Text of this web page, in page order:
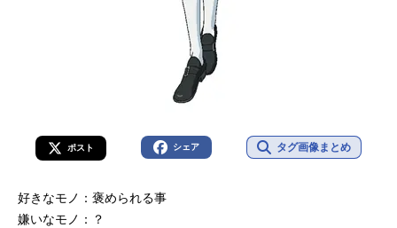
ポスト シェア タグ画像まとめ
好きなモノ：褒められる事
嫌いなモノ：？